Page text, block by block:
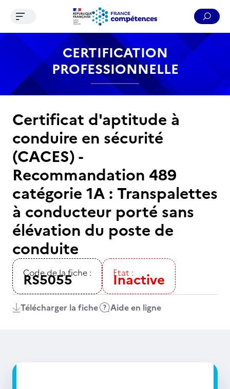
Contenu Recherche Menu Pied de page
Ouvrir le menu de navigation
CERTIFICATION
PROFESSIONNELLE
Certificat d'aptitude à
conduire en sécurité
(CACES) -
Recommandation 489
catégorie 1A : Transpalettes
à conducteur porté sans
élévation du poste de
conduite
Code de la fiche :
RS5055 Etat :
Inactive
Télécharger la fiche Aide en ligne